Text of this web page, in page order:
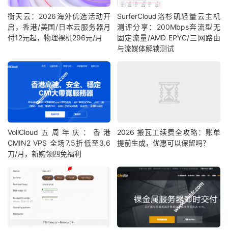
衡天云：2026海外优选活动开
启，香港/美国/日本云服务器月
付12元起，物理裸机296元/月
SurferCloud洛杉矶轻量云主机
测评分享：200Mbps奔流型无
固定流量/AMD EPYC/三网路由
与流媒体解锁测试
VollCloud五周年庆：香港
CMIN2 VPS 全场7.5折低至3.6
刀/月，新购领四免福利
2026 搬瓦工续费全攻略：账单
提前生成，优惠可以保留吗？